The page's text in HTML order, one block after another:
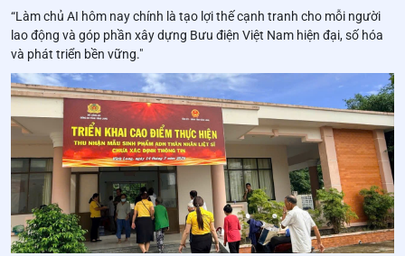
“Làm chủ AI hôm nay chính là tạo lợi thế cạnh tranh cho mỗi người
lao động và góp phần xây dựng Bưu điện Việt Nam hiện đại, số hóa
và phát triển bền vững."